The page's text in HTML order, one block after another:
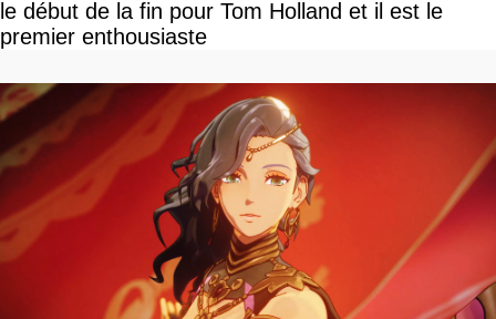
le début de la fin pour Tom Holland et il est le
premier enthousiaste